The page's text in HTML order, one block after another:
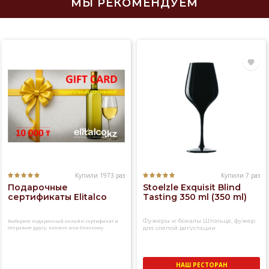
МЫ РЕКОМЕНДУЕМ
Купили 1973 раз
Подарочные
сертификаты Elitalco
Выберите подарочный онлайн-сертификат и
отправьте другу, коллеге или близкому
Купили 7 раз
Stoelzle Exquisit Blind
Tasting 350 ml (350 ml)
Фужеры и бокалы Штольце, фужер
для слепой дегустации
НАШ РЕСТОРАН